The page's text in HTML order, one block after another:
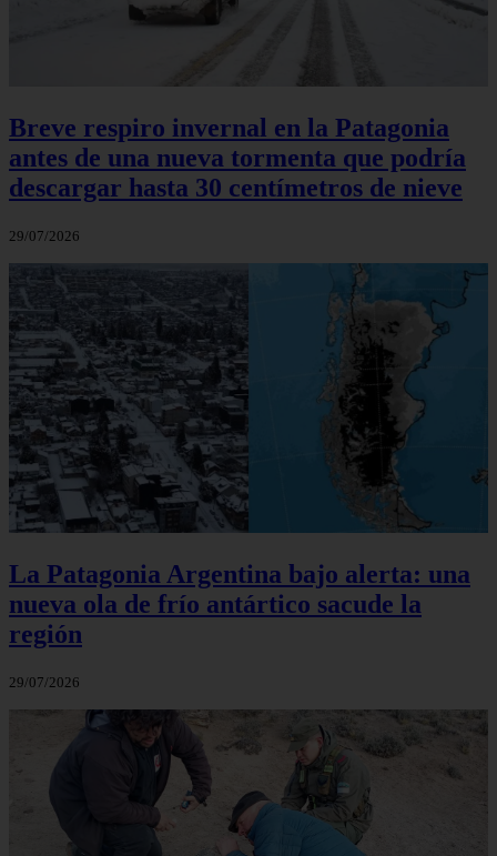
Breve respiro invernal en la Patagonia
antes de una nueva tormenta que podría
descargar hasta 30 centímetros de nieve
29/07/2026
La Patagonia Argentina bajo alerta: una
nueva ola de frío antártico sacude la
región
29/07/2026